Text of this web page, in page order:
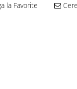
la Favorite